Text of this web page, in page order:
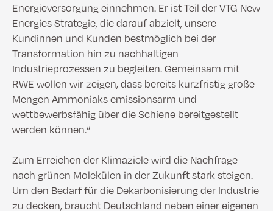
Energieversorgung einnehmen. Er ist Teil der VTG New
Energies Strategie, die darauf abzielt, unsere
Kundinnen und Kunden bestmöglich bei der
Transformation hin zu nachhaltigen
Industrieprozessen zu begleiten. Gemeinsam mit
RWE wollen wir zeigen, dass bereits kurzfristig große
Mengen Ammoniaks emissionsarm und
wettbewerbsfähig über die Schiene bereitgestellt
werden können.“
Zum Erreichen der Klimaziele wird die Nachfrage
nach grünen Molekülen in der Zukunft stark steigen.
Um den Bedarf für die Dekarbonisierung der Industrie
zu decken, braucht Deutschland neben einer eigenen